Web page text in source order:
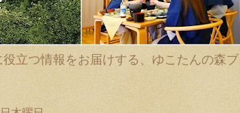
立つ情報をお届けする、ゆこたんの森